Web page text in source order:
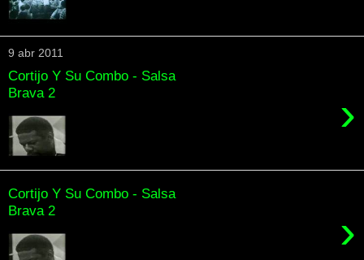
9 abr 2011
Cortijo Y Su Combo - Salsa
Brava 2
›
Cortijo Y Su Combo - Salsa
Brava 2
›